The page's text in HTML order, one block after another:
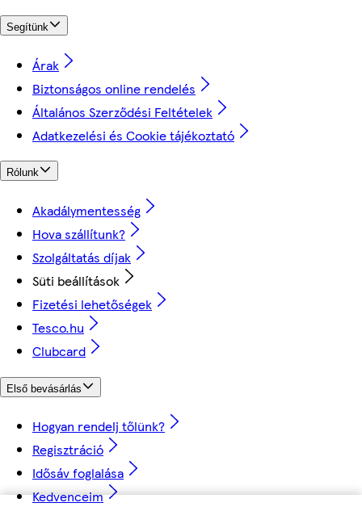
Segítünk
Árak
Biztonságos online rendelés
Általános Szerződési Feltételek
Adatkezelési és Cookie tájékoztató
Rólunk
Akadálymentesség
Hova szállítunk?
Szolgáltatás díjak
Süti beállítások
Fizetési lehetőségek
Tesco.hu
Clubcard
Első bevásárlás
Hogyan rendelj tőlünk?
Regisztráció
Idősáv foglalása
Kedvenceim